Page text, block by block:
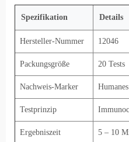
Spezifikation Details
Hersteller-Nummer 12046
Packungsgröße 20 Tests
Nachweis-Marker
Testprinzip
Ergebniszeit 5 – 10